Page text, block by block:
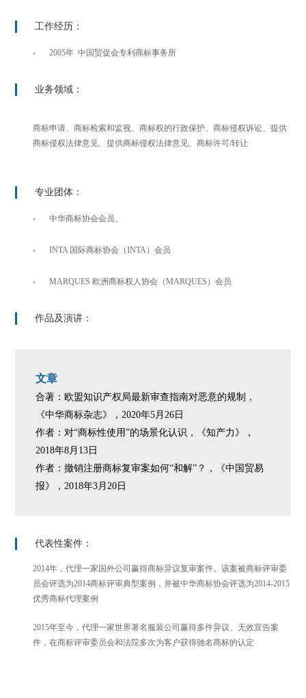
工作经历：
2005年 中国贸促会专利商标事务所
业务领域：
商标申请、商标检索和监视、商标权的行政保护、商标侵权诉讼、提供
商标侵权法律意见、提供商标侵权法律意见、商标许可/转让
专业团体：
中华商标协会会员、
INTA 国际商标协会（INTA）会员
MARQUES 欧洲商标权人协会（MARQUES）会员
作品及演讲：
文章
合著：欧盟知识产权局最新审查指南对恶意的规制，
《中华商标杂志》，2020年5月26日
作者：对“商标性使用”的场景化认识，《知产力》，
2018年8月13日
作者：撤销注册商标复审案如何“和解”？，《中国贸易
报》，2018年3月20日
代表性案件：
2014年，代理一家国外公司赢得商标异议复审案件。该案被商标评审委
员会评选为2014商标评审典型案例，并被中华商标协会评选为2014-2015
优秀商标代理案例
2015年至今，代理一家世界著名服装公司赢得多件异议、无效宣告案
件，在商标评审委员会和法院多次为客户获得驰名商标的认定